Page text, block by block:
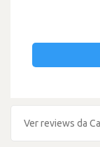
Ver reviews da